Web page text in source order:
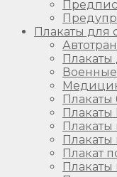
Плакаты для
Плакаты
Плакаты
Плакаты
Плакат
Плакаты